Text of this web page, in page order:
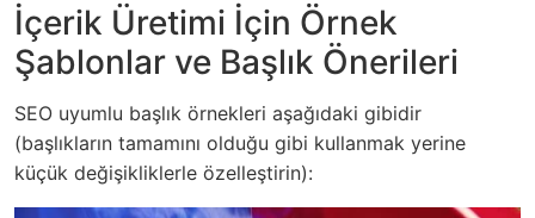
İçerik Üretimi İçin Örnek
Şablonlar ve Başlık Önerileri
SEO uyumlu başlık örnekleri aşağıdaki gibidir
(başlıkların tamamını olduğu gibi kullanmak yerine
küçük değişikliklerle özelleştirin):